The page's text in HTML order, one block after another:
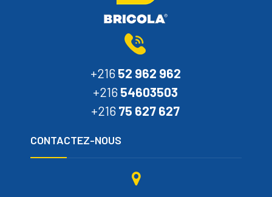
+216 52 962 962
+216 54603503
+216 75 627 627
CONTACTEZ-NOUS